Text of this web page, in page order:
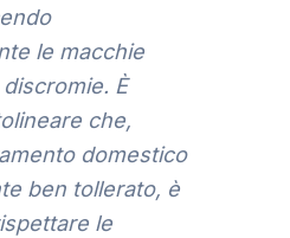
le macchie
È
che,
domestico
ben tollerato, è
le